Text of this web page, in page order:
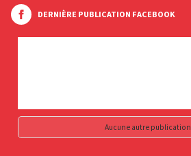
DERNIÈRE PUBLICATION FACEBOOK
Aucune autre publication